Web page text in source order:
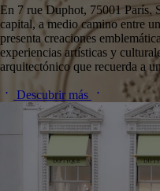
En 7 rue Duphot, 75001 París.
capital, a medio camino entre
presenta creaciones
experiencias artísticas y
arquitectónico que recuerda a
Descubrir más